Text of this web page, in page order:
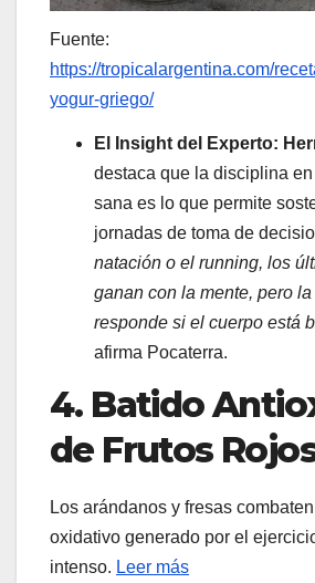
Fuente:
https://tropicalargentina.com/
yogur-griego/
El Insight del Experto:
destaca que la disciplina
sana es lo que permite
jornadas de toma de
natación o el running, los
ganan con la mente, pero
responde si el cuerpo está
afirma Pocaterra.
4. Batido
de Frutos
Los arándanos y fresas
oxidativo generado por el
intenso. Leer más